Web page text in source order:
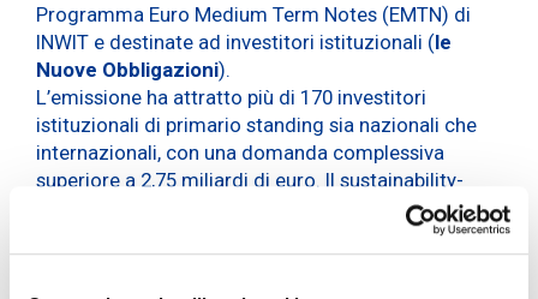
Programma Euro Medium Term Notes (EMTN) di
INWIT e destinate ad investitori istituzionali (le
Nuove Obbligazioni).
L’emissione ha attratto più di 170 investitori
istituzionali di primario standing sia nazionali che
internazionali, con una domanda complessiva
superiore a 2,75 miliardi di euro. Il sustainability-
linked bond è legato agli obiettivi di riduzione delle
emissioni di anidride carbonica dirette e indirette al
2030 (Scope 1, 2 e 3) ripresi nel Sustainability-linked